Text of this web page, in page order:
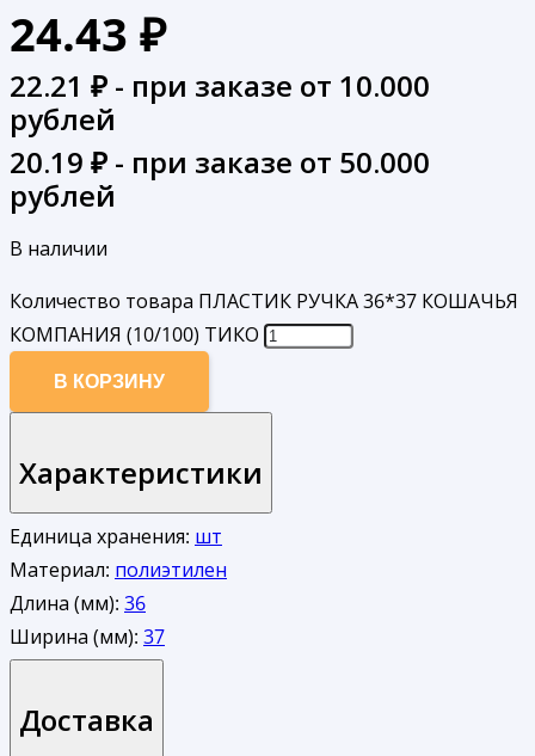
24.43 ₽
22.21 ₽ - при заказе от 10.000
рублей
20.19 ₽ - при заказе от 50.000
рублей
В наличии
Количество товара ПЛАСТИК РУЧКА 36*37 КОШАЧЬЯ
КОМПАНИЯ (10/100) ТИКО
В КОРЗИНУ
Характеристики
Единица хранения: шт
Материал: полиэтилен
Длина (мм): 36
Ширина (мм): 37
Доставка